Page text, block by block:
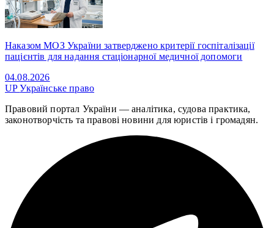
Наказом МОЗ України затверджено критерії госпіталізації
пацієнтів для надання стаціонарної медичної допомоги
04.08.2026
UPУкраїнське право
Правовий портал України — аналітика, судова практика,
законотворчість та правові новини для юристів і громадян.